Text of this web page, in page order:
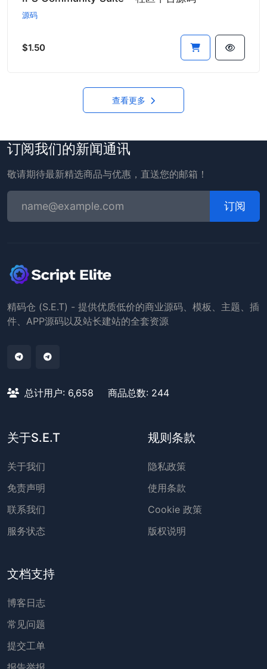
源码
$1.50
查看更多
订阅我们的新闻通讯
敬请期待最新精选商品与优惠，直送您的邮箱！
订阅
精码仓 (S.E.T) - 提供优质低价的商业源码、模板、主题、插
件、APP源码以及站长建站的全套资源
总计用户: 6,658 商品总数: 244
关于S.E.T
关于我们
免责声明
联系我们
服务状态
规则条款
隐私政策
使用条款
Cookie 政策
版权说明
文档支持
博客日志
常见问题
提交工单